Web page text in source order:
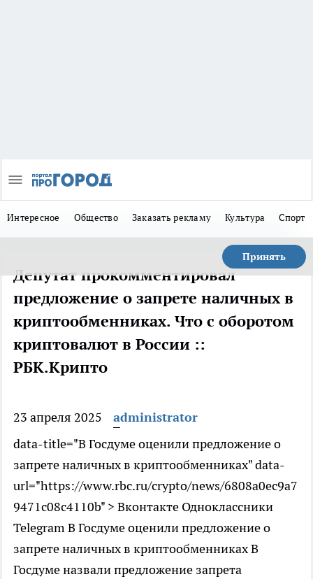
Интересное Общество Заказать рекламу Культура Спорт
Принять
Депутат прокомментировал
предложение о запрете наличных в
криптообменниках. Что с оборотом
криптовалют в России ::
РБК.Крипто
23 апреля 2025
administrator
data-title="В Госдуме оценили предложение о
запрете наличных в криптообменниках" data-
url="https://www.rbc.ru/crypto/news/6808a0ec9a7
9471c08c4110b" > Вконтакте Одноклассники
Telegram В Госдуме оценили предложение о
запрете наличных в криптообменниках В
Госдуме назвали предложение запрета